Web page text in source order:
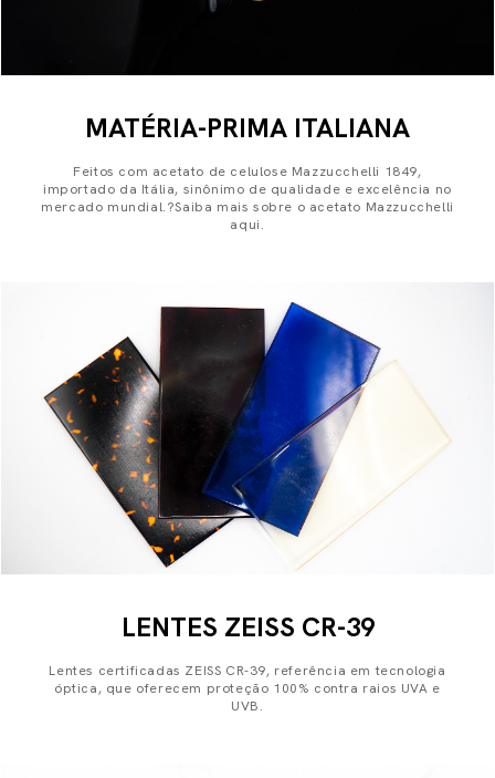
MATÉRIA-PRIMA ITALIANA
Feitos com acetato de celulose Mazzucchelli 1849,
importado da Itália, sinônimo de qualidade e excelência no
mercado mundial.?Saiba mais sobre o acetato Mazzucchelli
aqui.
LENTES ZEISS CR-39
Lentes certificadas ZEISS CR-39, referência em tecnologia
óptica, que oferecem proteção 100% contra raios UVA e
UVB.